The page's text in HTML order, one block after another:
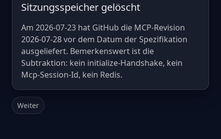
Sitzungsspeicher gelöscht
Am 2026-07-23 hat GitHub die MCP-Revision
2026-07-28 vor dem Datum der Spezifikation
ausgeliefert. Bemerkenswert ist die
Subtraktion: kein initialize-Handshake, kein
Mcp-Session-Id, kein Redis.
Weiter